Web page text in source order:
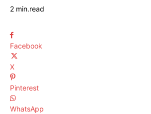
2 min.read
Facebook
X
Pinterest
WhatsApp